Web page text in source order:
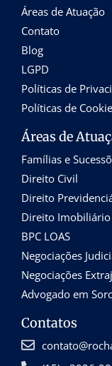
Áreas de Atuação
Contato
Blog
LGPD
Políticas de
Políticas de
Áreas de
Famílias e
Direito Civil
Direito
Direito Imobiliário
BPC LOAS
Negociações
Negociações
Advogado em
Contatos